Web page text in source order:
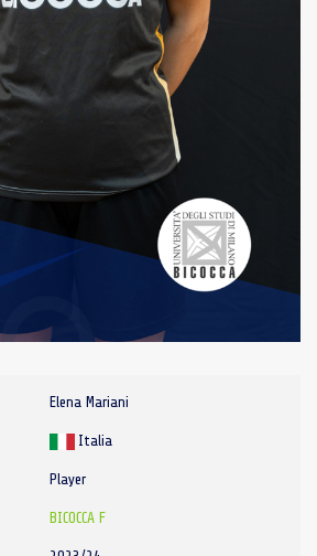
Elena Mariani
Italia
Player
BICOCCA F